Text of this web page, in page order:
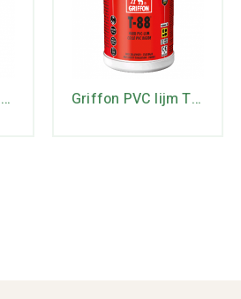
rollengte meter: 25 uitw. diameter mm: 32 werkdruk bar: 6 Griffon PVC lijm T 88 250 ml.